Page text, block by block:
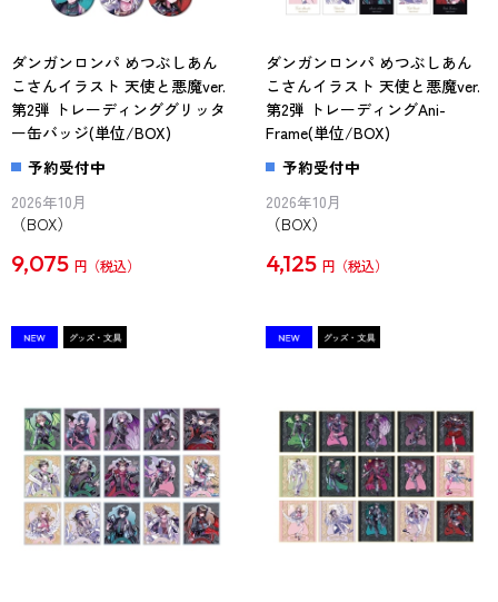
ダンガンロンパ めつぶしあん
こさんイラスト 天使と悪魔ver.
第2弾 トレーディンググリッタ
ー缶バッジ(単位/BOX)
予約受付中
2026年10月
（BOX）
9,075 円
ダンガンロンパ めつぶしあん
こさんイラスト 天使と悪魔ver.
第2弾 トレーディングAni-
Frame(単位/BOX)
予約受付中
2026年10月
（BOX）
4,125 円